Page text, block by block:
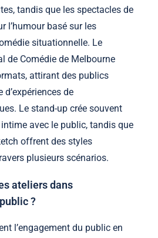
tandis que les spectacles de
l’humour basé sur les
situationnelle. Le
de Comédie de Melbourne
attirant des publics
de
Le stand-up crée souvent
avec le public, tandis que
offrent des styles
plusieurs scénarios.
ateliers dans
?
l’engagement du public en